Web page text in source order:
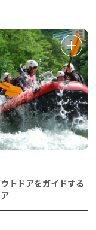
トドアをガイドする